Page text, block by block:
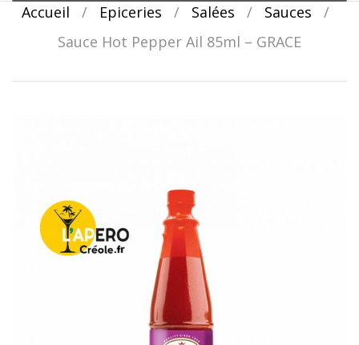
content
Accueil / Epiceries / Salées / Sauces
/
Sauce Hot Pepper Ail 85ml – GRACE